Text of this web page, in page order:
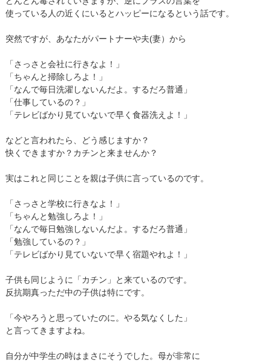
使っている人の近くにいるとハッピーになるという話です。
突然ですが、あなたがパートナーや夫(妻）から
「さっさと会社に行きなよ！」
「ちゃんと掃除しろよ！」
「なんで毎日洗濯しないんだよ。するだろ普通」
「仕事しているの？」
「テレビばかり見ていないで早く食器洗えよ！」
などと言われたら、どう感じますか？
快くできますか？カチンと来ませんか？
実はこれと同じことを親は子供に言っているのです。
「さっさと学校に行きなよ！」
「ちゃんと勉強しろよ！」
「なんで毎日勉強しないんだよ。するだろ普通」
「勉強しているの？」
「テレビばかり見ていないで早く宿題やれよ！」
子供も同じように「カチン」と来ているのです。
反抗期真っただ中の子供は特にです。
「今やろうと思っていたのに。やる気なくした」
と言ってきますよね。
自分が中学生の時はまさにそうでした。母が非常に